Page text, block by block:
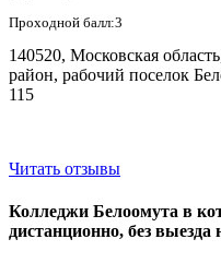
Проходной балл:3
140520, Московская
район, рабочий поселок
115
Читать отзывы
Колледжи Белоомута в
дистанционно, без выезда